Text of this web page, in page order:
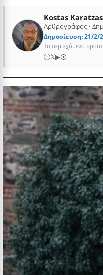
Kostas Karatzas
Αρθρογράφος •
Δημοσίευση: 21/2/
Το περιεχόμενο
ⓕ𝕏▶⦿